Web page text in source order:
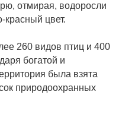
отмирая, водоросли
красный цвет.
260 видов птиц и 400
богатой и
была взята
природоохранных